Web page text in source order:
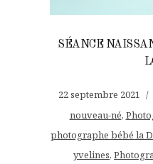
SÉANCE
22 septembre 2021
nouveau-né,
photographe bébé la
yvelines,